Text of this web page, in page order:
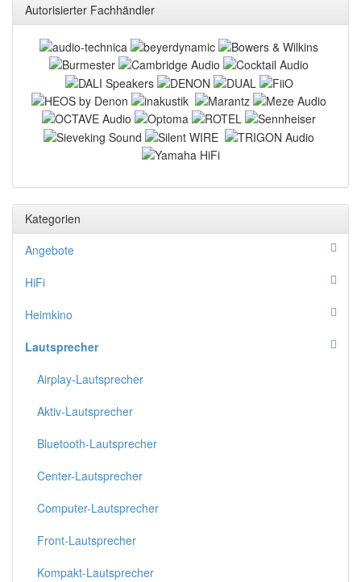
Autorisierter Fachhändler
Kategorien
Angebote
HiFi
Heimkino
Lautsprecher
Airplay-Lautsprecher
Aktiv-Lautsprecher
Bluetooth-Lautsprecher
Center-Lautsprecher
Computer-Lautsprecher
Front-Lautsprecher
Kompakt-Lautsprecher